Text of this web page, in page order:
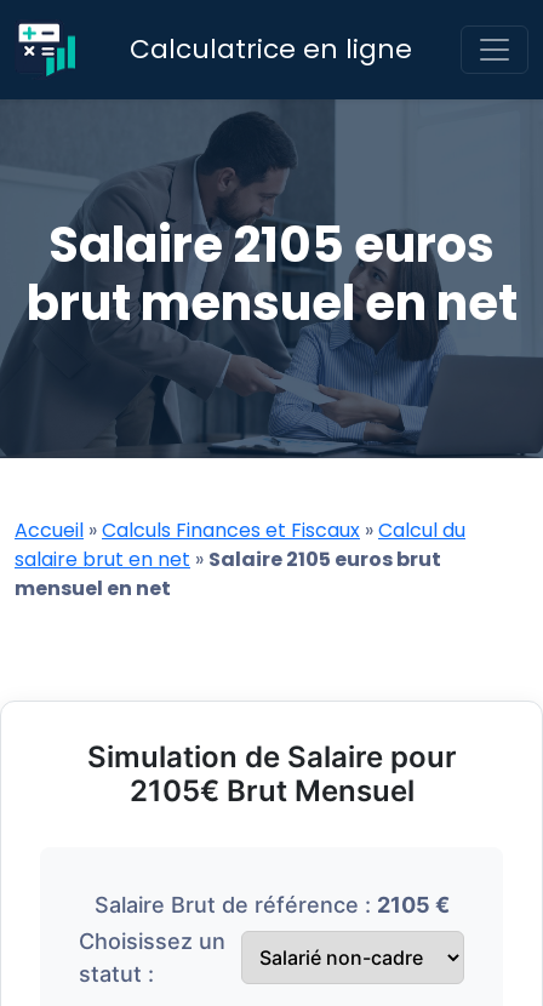
Calculatrice en ligne
Salaire 2105 euros
brut mensuel en net
Accueil »Calculs Finances et Fiscaux »Calcul du
salaire brut en net » Salaire 2105 euros brut
mensuel en net
Simulation de Salaire pour
2105€ Brut Mensuel
Salaire Brut de référence : 2105 €
Choisissez un
statut :